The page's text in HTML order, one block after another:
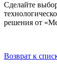
Сделайте
решения от
Возврат к